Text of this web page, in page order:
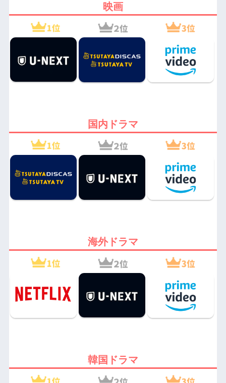
映画
国内ドラマ
海外ドラマ
韓国ドラマ